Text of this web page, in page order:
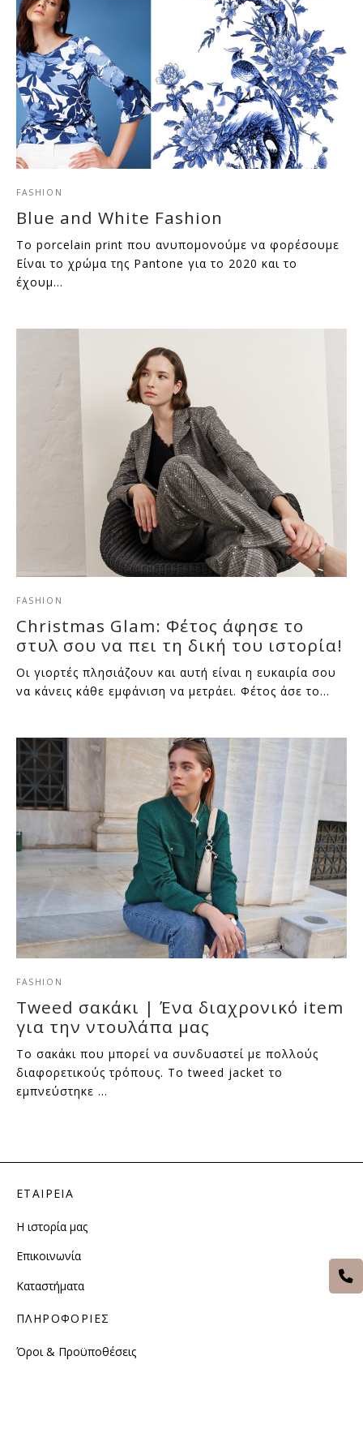
FASHION
Blue and White Fashion
Το porcelain print που ανυπομονούμε να φορέσουμε
Είναι το χρώμα της Pantone για το 2020 και το
έχουμ…
FASHION
Christmas Glam: Φέτος άφησε το
στυλ σου να πει τη δική του ιστορία!
Οι γιορτές πλησιάζουν και αυτή είναι η ευκαιρία σου
να κάνεις κάθε εμφάνιση να μετράει. Φέτος άσε το…
FASHION
Tweed σακάκι | Ένα διαχρονικό item
για την ντουλάπα μας
Το σακάκι που μπορεί να συνδυαστεί με πολλούς
διαφορετικούς τρόπους. Το tweed jacket το
εμπνεύστηκε …
ΕΤΑΙΡΕΙΑ
Η ιστορία μας
Επικοινωνία
Καταστήματα
ΠΛΗΡΟΦΟΡΙΕΣ
Όροι & Προϋποθέσεις